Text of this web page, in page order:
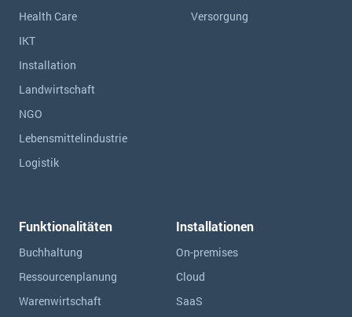
Health Care
IKT
Installation
Landwirtschaft
NGO
Lebensmittelindustrie
Logistik
Versorgung
Funktionalitäten
Buchhaltung
Ressourcen­planung
Warenwirtschaft
Installationen
On-premises
Cloud
SaaS